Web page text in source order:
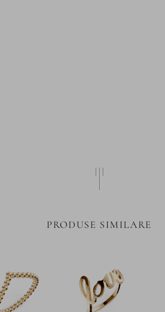
PRODUSE SIMILARE